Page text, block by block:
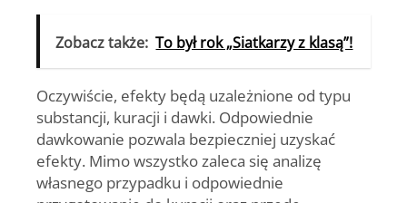
Zobacz także: To był rok „Siatkarzy z klasą”!
Oczywiście, efekty będą uzależnione od typu
substancji, kuracji i dawki. Odpowiednie
dawkowanie pozwala bezpieczniej uzyskać
efekty. Mimo wszystko zaleca się analizę
własnego przypadku i odpowiednie